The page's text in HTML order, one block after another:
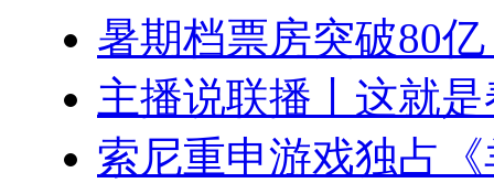
暑期档票房突破80
主播说联播丨这就
索尼重申游戏独占